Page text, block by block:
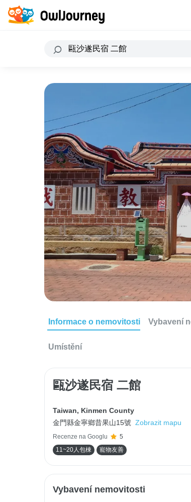
Informace o nemovitosti Vybavení
Umístění
甌沙遂民宿 二館
Taiwan, Kinmen County
金門縣金寧鄉昔果山15號 Zobrazit mapu
Recenze na Googlu
5
11~20人包棟
寵物友善
Vybavení nemovitosti